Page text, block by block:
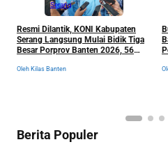
Serang
Resmi Dilantik, KONI Kabupaten
Serang Langsung Mulai Bidik Tiga
Besar Porprov Banten 2026, 56
Oleh Kilas Banten
Berita Populer